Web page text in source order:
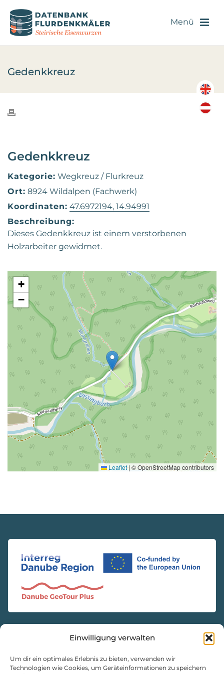
Einwilligung verwalten
Um dir ein optimales Erlebnis zu bieten, verwenden wir
Technologien wie Cookies, um Geräteinformationen zu speichern
Gedenkkreuz
Gedenkkreuz
Kategorie: Wegkreuz / Flurkreuz
Ort: 8924 Wildalpen (Fachwerk)
Koordinaten: 47.6972194, 14.94991
Beschreibung:
Dieses Gedenkkreuz ist einem verstorbenen
Holzarbeiter gewidmet.
+
−
Leaflet|© OpenStreetMap contributors
Natur- und Geopark Steirische Eisenwurzen GmbH